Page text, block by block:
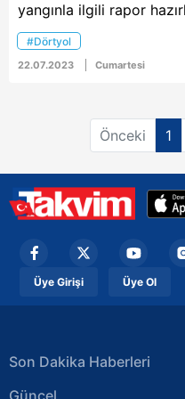
yangınla ilgili rapor
tellerine çarpan kuşlar
vurguladı.
#Dörtyol
22.07.2023 Cumartesi
Önceki 1
Üye Girişi Üye Ol
Son Dakika Haberleri